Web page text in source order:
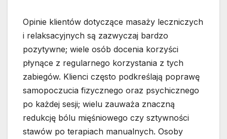
Opinie klientów dotyczące masaży leczniczych
i relaksacyjnych są zazwyczaj bardzo
pozytywne; wiele osób docenia korzyści
płynące z regularnego korzystania z tych
zabiegów. Klienci często podkreślają poprawę
samopoczucia fizycznego oraz psychicznego
po każdej sesji; wielu zauważa znaczną
redukcję bólu mięśniowego czy sztywności
stawów po terapiach manualnych. Osoby